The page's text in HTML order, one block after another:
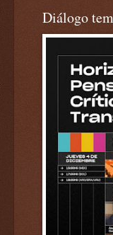
Diálogo